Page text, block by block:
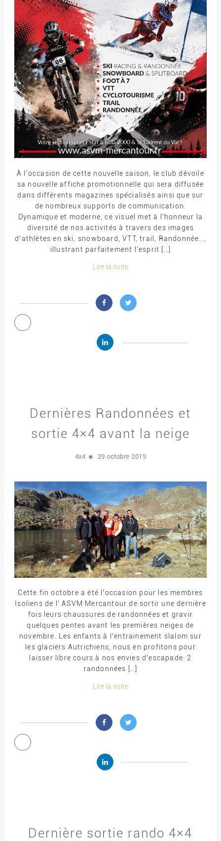
À l’occasion de cette nouvelle saison, le club dévoile
sa nouvelle affiche promotionnelle qui sera diffusée
dans différents magazines spécialisés ainsi que sur
de nombreux supports de communication.
Dynamique et moderne, ce visuel met à l’honneur la
diversité de nos activités à travers des images
d’athlètes en ski, snowboard, VTT, trail, Randonnée…,
illustrant parfaitement l’esprit […]
Lire la suite
Dernières Randonnées et
sortie 4×4 avant la neige
4x4 29 octobre 2019
Cette fin octobre a été l’occasion pour les membres
Isoliens de l’ ASVM Mercantour de sortir une dernière
fois leurs chaussures de randonnées et gravir
quelques pentes avant les premières neiges de
novembre. Les enfants à l’entrainement slalom sur
les glaciers Autrichiens, nous en profitons pour
laisser libre cours à nos envies d’escapade. 2
randonnées […]
Lire la suite
Dernière sortie rando 4×4